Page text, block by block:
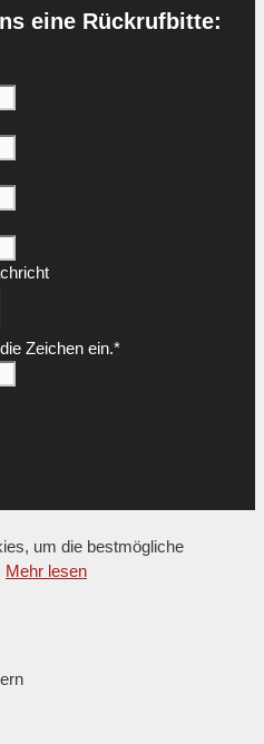
eine Rückrufbitte:
Zeichen ein.*
um die bestmögliche
Mehr lesen